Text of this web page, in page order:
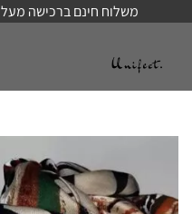
content
משלוח חינם ברכישה מעל ₪249 | מינימום הזמנה ₪100